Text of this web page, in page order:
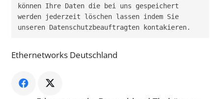
können Ihre Daten die bei uns gespeichert
werden jederzeit löschen lassen indem Sie
unseren Datenschutzbeauftragten kontakieren.
Ethernetworks Deutschland